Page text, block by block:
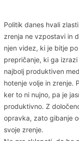
Politik danes hvali
zrenja ne vzpostavi in
njen videz, ki je bitje
prepričanje, ki ga
najbolj produktiven
hotenje volje in zrenje.
ker to ni nujno, pa je
produktivno. Z
opravka, zato gibanje
svoje zrenje.